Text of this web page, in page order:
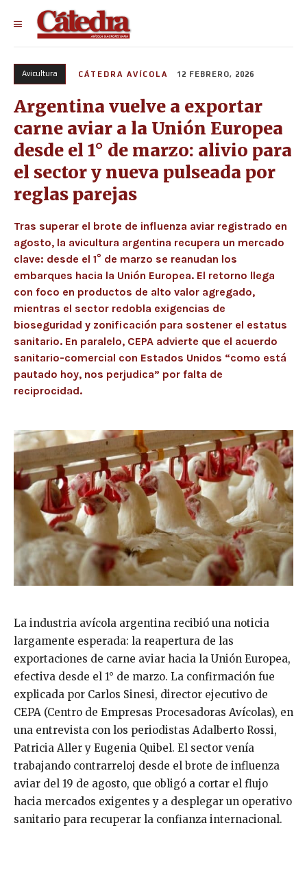
Avicultura CÁTEDRA AVÍCOLA 12 FEBRERO, 2026
Argentina vuelve a exportar
carne aviar a la Unión Europea
desde el 1° de marzo: alivio para
el sector y nueva pulseada por
reglas parejas
Tras superar el brote de influenza aviar registrado en
agosto, la avicultura argentina recupera un mercado
clave: desde el 1° de marzo se reanudan los
embarques hacia la Unión Europea. El retorno llega
con foco en productos de alto valor agregado,
mientras el sector redobla exigencias de
bioseguridad y zonificación para sostener el estatus
sanitario. En paralelo, CEPA advierte que el acuerdo
sanitario-comercial con Estados Unidos “como está
pautado hoy, nos perjudica” por falta de
reciprocidad.
La industria avícola argentina recibió una noticia
largamente esperada: la reapertura de las
exportaciones de carne aviar hacia la Unión Europea,
efectiva desde el 1° de marzo. La confirmación fue
explicada por Carlos Sinesi, director ejecutivo de
CEPA (Centro de Empresas Procesadoras Avícolas), en
una entrevista con los periodistas Adalberto Rossi,
Patricia Aller y Eugenia Quibel. El sector venía
trabajando contrarreloj desde el brote de influenza
aviar del 19 de agosto, que obligó a cortar el flujo
hacia mercados exigentes y a desplegar un operativo
sanitario para recuperar la confianza internacional.